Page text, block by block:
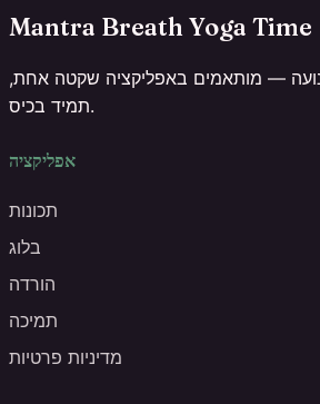
Mantra Breath Yoga Time
— מותאמים באפליקציה שקטה אחת,
תמיד בכיס.
אפליקציה
תכונות
בלוג
הורדה
תמיכה
מדיניות פרטיות